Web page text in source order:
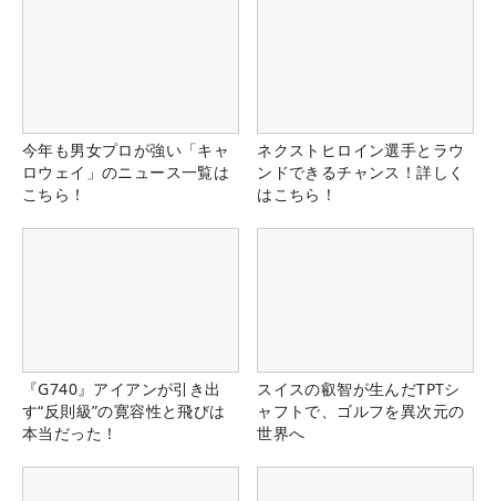
今年も男女プロが強い「キャ
ロウェイ」のニュース一覧は
こちら！
ネクストヒロイン選手とラウ
ンドできるチャンス！詳しく
はこちら！
『G740』アイアンが引き出
す“反則級”の寛容性と飛びは
本当だった！
スイスの叡智が生んだTPTシ
ャフトで、ゴルフを異次元の
世界へ